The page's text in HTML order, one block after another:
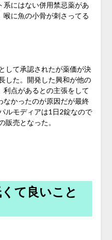
系にはない併用禁忌薬があ
喉に魚の小骨が刺さってる
して承認されたが薬価が決
した。開発した興和が他の
利点があるとの主張をして
なかったのが原因だが最終
ルモディアは1日2錠なので
販売となった。
て良いこと